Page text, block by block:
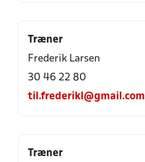
Træner
Frederik Larsen
30 46 22 80
til.frederikl@gmail.com
Træner